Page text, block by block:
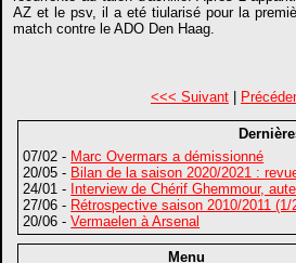
AZ et le psv, il a eté tiularisé pour la
match contre le ADO Den Haag.
<<< Suivant|
07/02 - Marc Overmars a démissionné
20/05 - Bilan de la saison 2020/2021 :
24/01 - Interview de Chérif Ghemmour,
27/06 - Rétrospective saison 2010/2011 (1/
20/06 -Vermaelen à Arsenal
Menu